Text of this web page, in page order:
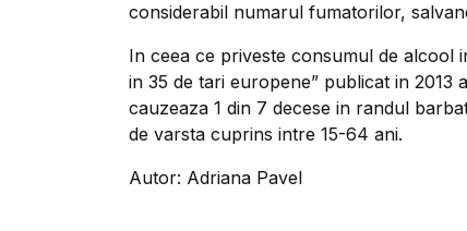
considerabil numarul fumatorilor,
In ceea ce priveste consumul de alcool
in 35 de tari europene” publicat in
cauzeaza 1 din 7 decese in randul
de varsta cuprins intre 15-64 ani.
Autor: Adriana Pavel